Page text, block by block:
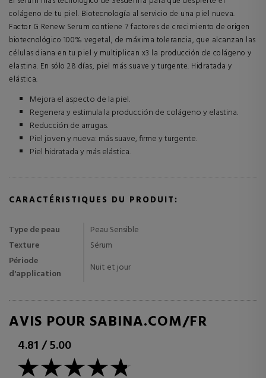
colágeno de tu piel. Biotecnología al servicio de una piel nueva.
Factor G Renew Serum contiene 7 factores de crecimiento de origen
biotecnológico 100% vegetal, de máxima tolerancia, que alcanzan las
células diana en tu piel y multiplican x3 la producción de colágeno y
elastina. En sólo 28 días, piel más suave y turgente. Hidratada y
elástica.
Mejora el aspecto de la piel.
Regenera y estimula la producción de colágeno y elastina.
Reducción de arrugas.
Piel joven y nueva: más suave, firme y turgente.
Piel hidratada y más elástica.
CARACTÉRISTIQUES DU PRODUIT:
Type de peau
Peau Sensible
Texture
Sérum
Période
d'application
Nuit et jour
AVIS POUR SABINA.COM/FR
4.81/5.00